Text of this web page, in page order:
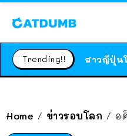
Trending!!
Home / ข่าวรอบโลก / อดิศร